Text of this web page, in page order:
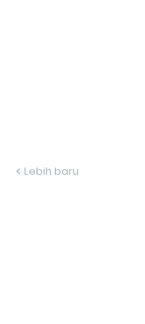
Lebih baru